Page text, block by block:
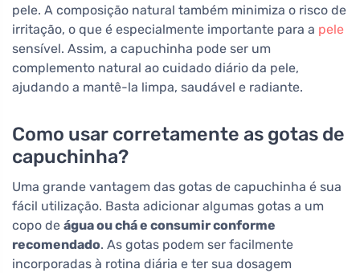
pele. A composição natural também minimiza o risco de
irritação, o que é especialmente importante para a pele
sensível. Assim, a capuchinha pode ser um
complemento natural ao cuidado diário da pele,
ajudando a mantê-la limpa, saudável e radiante.
Como usar corretamente as gotas de
capuchinha?
Uma grande vantagem das gotas de capuchinha é sua
fácil utilização. Basta adicionar algumas gotas a um
copo de água ou chá e consumir conforme
recomendado. As gotas podem ser facilmente
incorporadas à rotina diária e ter sua dosagem